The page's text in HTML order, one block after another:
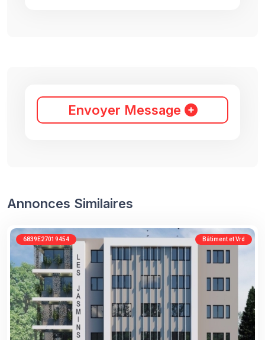
Envoyer Message
Annonces Similaires
6839E27019454 Bâtiment et Vrd